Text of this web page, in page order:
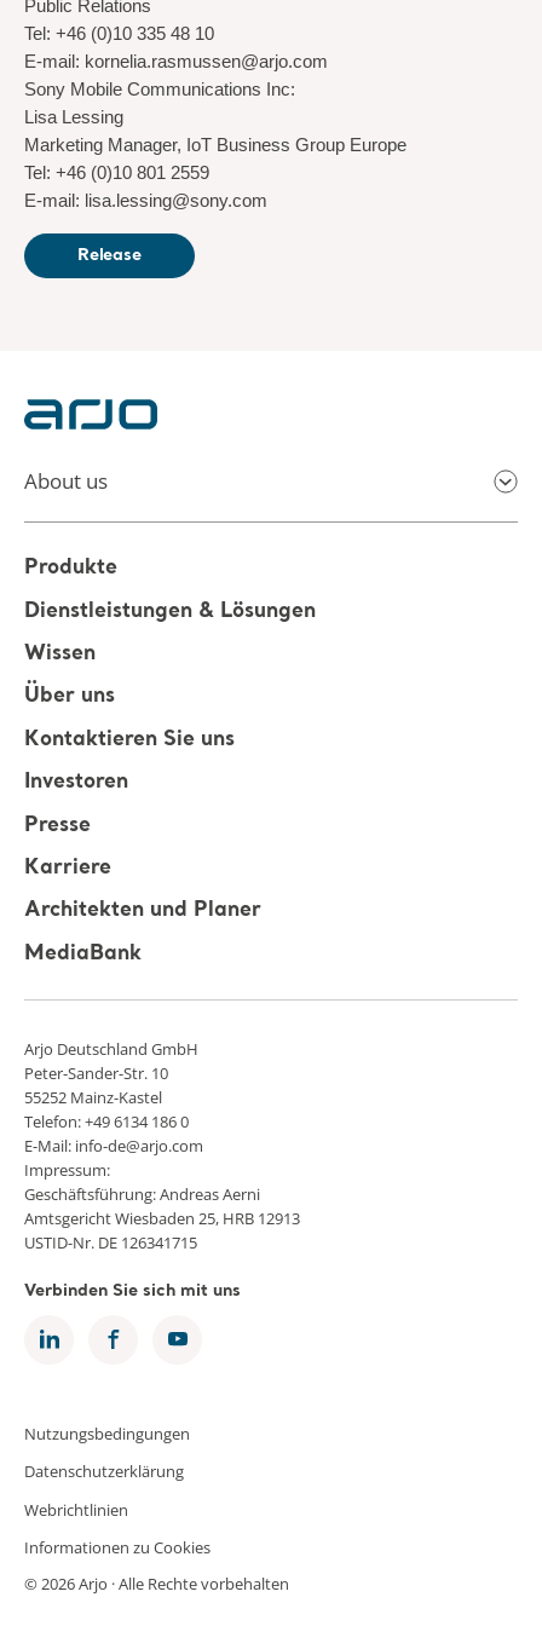
Public Relations
Tel: +46 (0)10 335 48 10
E-mail: kornelia.rasmussen@arjo.com
Sony Mobile Communications Inc:
Lisa Lessing
Marketing Manager, IoT Business Group Europe
Tel: +46 (0)10 801 2559
E-mail: lisa.lessing@sony.com
Release
About us
Produkte
Dienstleistungen & Lösungen
Wissen
Über uns
Kontaktieren Sie uns
Investoren
Presse
Karriere
Architekten und Planer
MediaBank
Arjo Deutschland GmbH
Peter-Sander-Str. 10
55252 Mainz-Kastel
Telefon: +49 6134 186 0
E-Mail: info-de@arjo.com
Impressum:
Geschäftsführung: Andreas Aerni
Amtsgericht Wiesbaden 25, HRB 12913
USTID-Nr. DE 126341715
Verbinden Sie sich mit uns
Nutzungsbedingungen
Datenschutzerklärung
Webrichtlinien
Informationen zu Cookies
© 2026 Arjo · Alle Rechte vorbehalten